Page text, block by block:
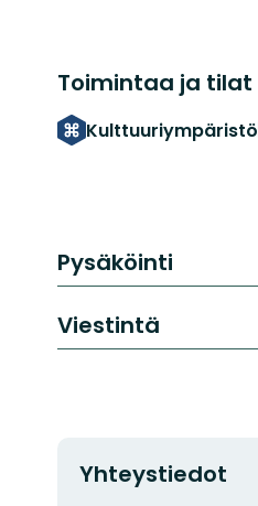
Toimintaa ja tilat
Kulttuuriympäristö
Pysäköinti
Viestintä
Yhteystiedot